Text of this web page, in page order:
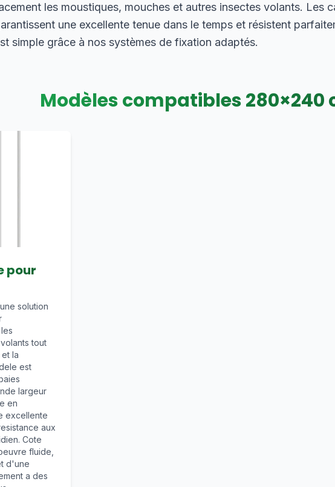
les moustiques, mouches et autres insectes volants. Les
une excellente tenue dans le temps et résistent
simple grâce à nos systèmes de fixation adaptés.
Modèles compatibles280×240
pour
solution
tout
la
est
largeur
en
excellente
aux
Cote
fluide,
d'une
a des